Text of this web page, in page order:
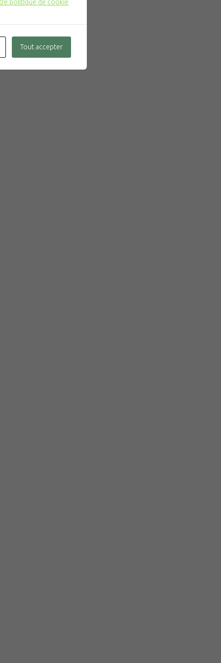
politique de cookie
Tout accepter